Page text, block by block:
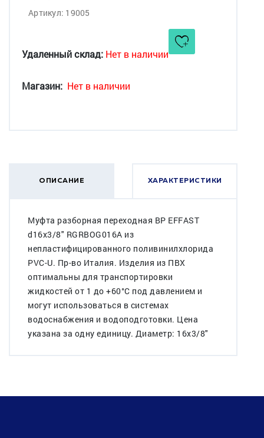
Артикул: 19005
Удаленный склад: Нет в наличии
Магазин: Нет в наличии
ОПИСАНИЕ ХАРАКТЕРИСТИКИ
Муфта разборная переходная ВР EFFAST
d16x3/8" RGRBOG016A из
непластифицированного поливинилхлорида
PVC-U. Пр-во Италия. Изделия из ПВХ
оптимальны для транспортировки
жидкостей от 1 до +60°C под давлением и
могут использоваться в системах
водоснабжения и водоподготовки. Цена
указана за одну единицу. Диаметр: 16x3/8"